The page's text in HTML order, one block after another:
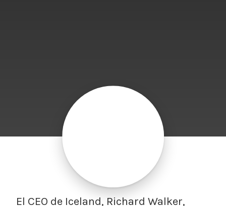
El CEO de Iceland, Richard Walker,